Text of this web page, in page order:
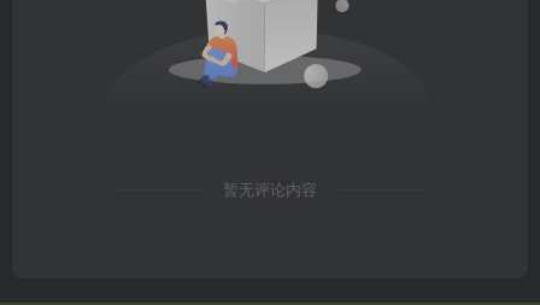
暂无评论内容